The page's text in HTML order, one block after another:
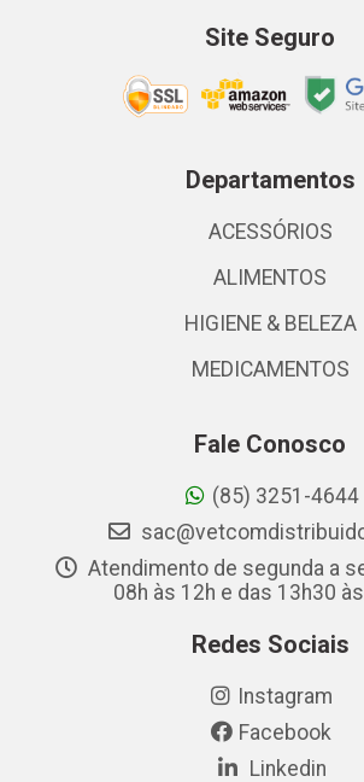
Site Seguro
Departamentos
ACESSÓRIOS
ALIMENTOS
HIGIENE & BELEZA
MEDICAMENTOS
Fale Conosco
(85) 3251-4644
Atendimento de segunda a
08h às 12h e das 13h30
Redes Sociais
Instagram
Facebook
Linkedin